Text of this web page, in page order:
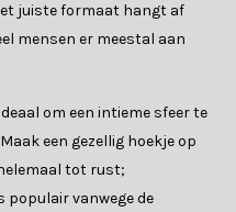
juiste formaat hangt af
mensen er meestal aan
om een intieme sfeer te
een gezellig hoekje op
tot rust;
populair vanwege de